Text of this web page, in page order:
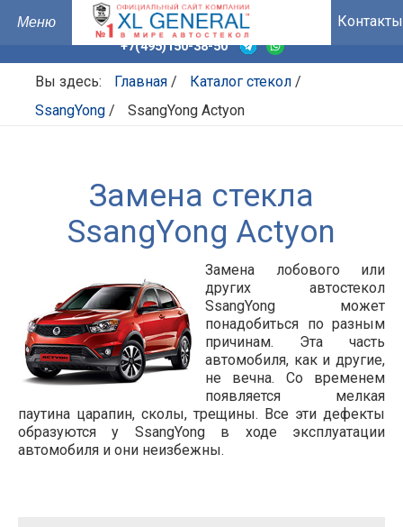
Контакты
+7(495)150-38-50
Вы здесь: Главная / Каталог стекол /
SsangYong / SsangYong Actyon
Замена стекла
SsangYong Actyon
Замена лобового или
других автостекол
SsangYong может
понадобиться по разным
причинам. Эта часть
автомобиля, как и другие,
не вечна. Со временем
появляется мелкая
паутина царапин, сколы, трещины. Все эти дефекты
образуются у SsangYong в ходе эксплуатации
автомобиля и они неизбежны.